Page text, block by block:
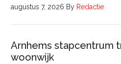
augustus 7, 2026 By Redactie
Arnhems stapcentrum
woonwijk